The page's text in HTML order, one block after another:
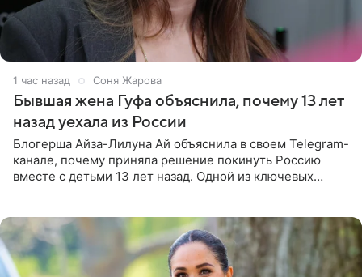
1 час назад Соня Жарова
Бывшая жена Гуфа объяснила, почему 13 лет
назад уехала из России
Блогерша Айза-Лилуна Ай объяснила в своем Telegram-
канале, почему приняла решение покинуть Россию
вместе с детьми 13 лет назад. Одной из ключевых